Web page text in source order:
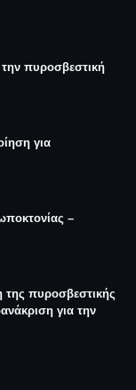
πυροσβεστική
για
–
της πυροσβεστικής
για την